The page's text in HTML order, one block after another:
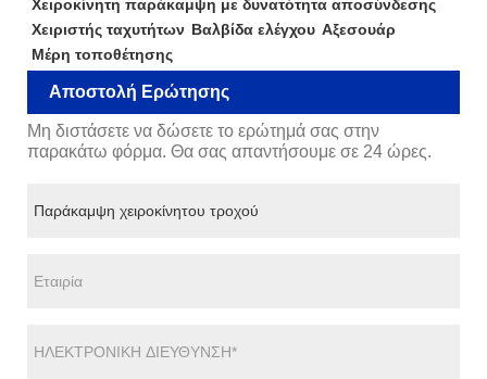
Χειροκίνητη παράκαμψη με δυνατότητα αποσύνδεσης
Χειριστής ταχυτήτων Βαλβίδα ελέγχου Αξεσουάρ
Μέρη τοποθέτησης
Αποστολή Ερώτησης
Μη διστάσετε να δώσετε το ερώτημά σας στην
παρακάτω φόρμα. Θα σας απαντήσουμε σε 24 ώρες.